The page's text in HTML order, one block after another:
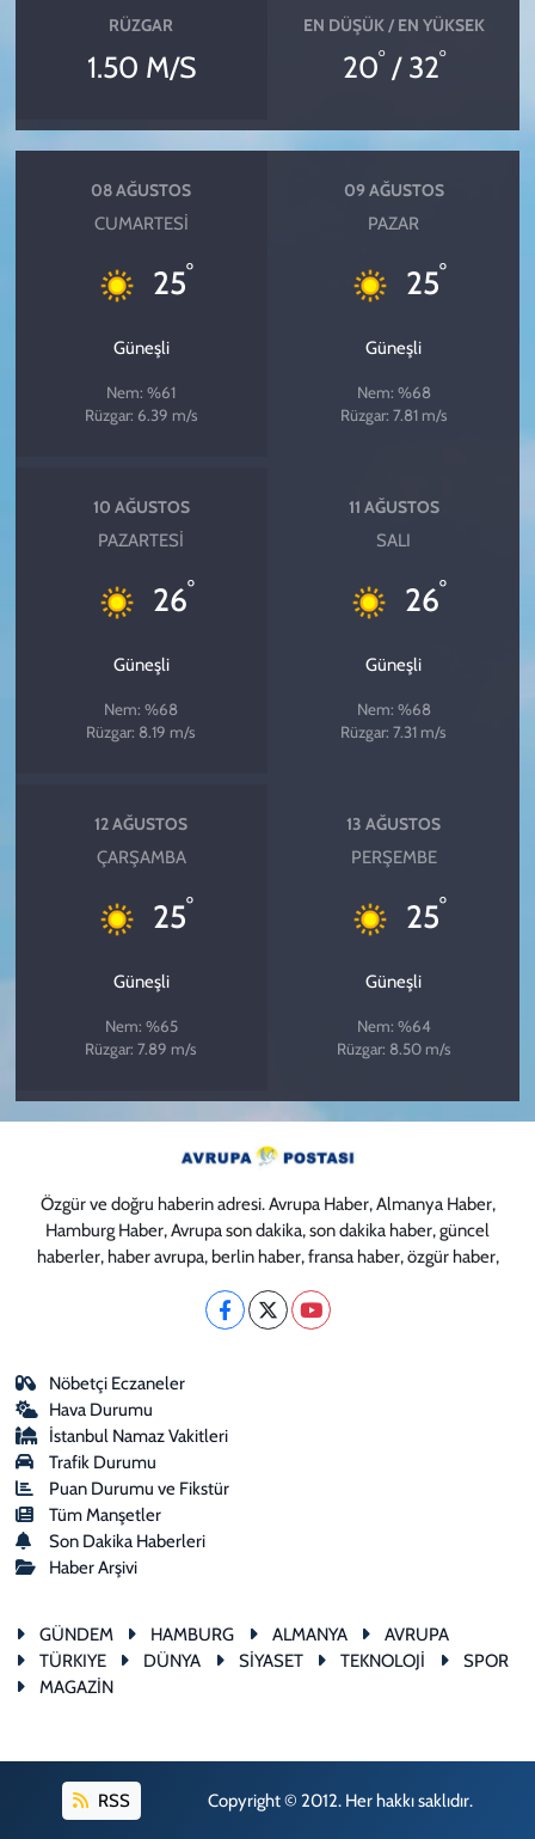
RÜZGAR
1.50 M/S
EN DÜŞÜK / EN YÜKSEK
20°/ 32°
08 AĞUSTOS
CUMARTESI
25°
Güneşli
Nem: %61
Rüzgar: 6.39 m/s
09 AĞUSTOS
PAZAR
25°
Güneşli
Nem: %68
Rüzgar: 7.81 m/s
10 AĞUSTOS
PAZARTESI
26°
Güneşli
Nem: %68
Rüzgar: 8.19 m/s
11 AĞUSTOS
SALI
26°
Güneşli
Nem: %68
Rüzgar: 7.31 m/s
12 AĞUSTOS
ÇARŞAMBA
25°
Güneşli
Nem: %65
Rüzgar: 7.89 m/s
13 AĞUSTOS
PERŞEMBE
25°
Güneşli
Nem: %64
Rüzgar: 8.50 m/s
Özgür ve doğru haberin adresi. Avrupa Haber, Almanya Haber,
Hamburg Haber, Avrupa son dakika, son dakika haber, güncel
haberler, haber avrupa, berlin haber, fransa haber, özgür haber,
Nöbetçi Eczaneler
Hava Durumu
İstanbul Namaz Vakitleri
Trafik Durumu
Puan Durumu ve Fikstür
Tüm Manşetler
Son Dakika Haberleri
Haber Arşivi
GÜNDEM HAMBURG ALMANYA
AVRUPA
TÜRKIYE
DÜNYA SİYASET TEKNOLOJİ
SPOR
MAGAZİN
RSS Copyright © 2012. Her hakkı saklıdır.